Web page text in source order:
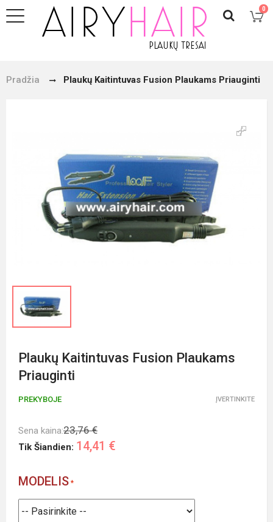
0
Pradžia Plaukų Kaitintuvas Fusion Plaukams Priauginti
Plaukų Kaitintuvas Fusion Plaukams
Priauginti
ĮVERTINKITE
PREKYBOJE
Sena kaina:23,76 €
Tik Šiandien: 14,41 €
MODELIS